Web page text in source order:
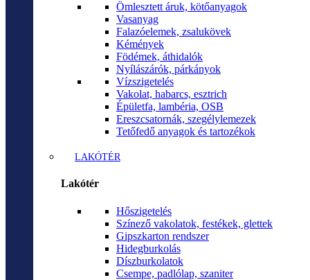
Ömlesztett áruk, kötőanyagok
Vasanyag
Falazóelemek, zsalukövek
Kémények
Födémek, áthidalók
Nyílászárók, párkányok
Vízszigetelés
Vakolat, habarcs, esztrich
Épületfa, lambéria, OSB
Ereszcsatornák, szegélylemezek
Tetőfedő anyagok és tartozékok
LAKÓTÉR
Lakótér
Hőszigetelés
Színező vakolatok, festékek, glettek
Gipszkarton rendszer
Hidegburkolás
Díszburkolatok
Csempe, padlólap, szaniter